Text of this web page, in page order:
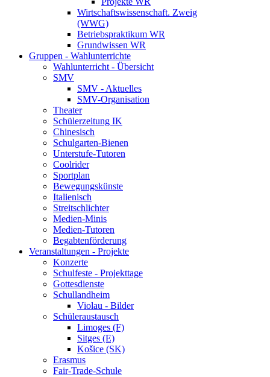
Wirtschaftswissenschaft. Zweig
(WWG)
Betriebspraktikum WR
Grundwissen WR
Gruppen - Wahlunterrichte
Wahlunterricht - Übersicht
SMV
SMV - Aktuelles
SMV-Organisation
Theater
Schülerzeitung IK
Chinesisch
Schulgarten-Bienen
Unterstufe-Tutoren
Coolrider
Sportplan
Bewegungskünste
Italienisch
Streitschlichter
Medien-Minis
Medien-Tutoren
Begabtenförderung
Veranstaltungen - Projekte
Konzerte
Schulfeste - Projekttage
Gottesdienste
Schullandheim
Violau - Bilder
Schüleraustausch
Limoges (F)
Sitges (E)
Košice (SK)
Erasmus
Fair-Trade-Schule